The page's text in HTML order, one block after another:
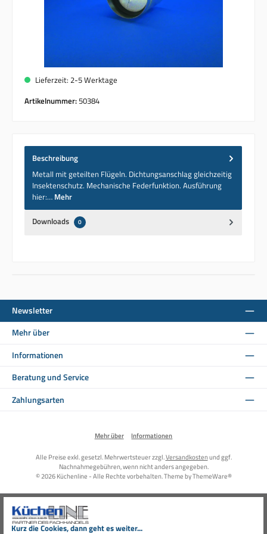
Kurz die Cookies, dann geht es weiter...
Lieferzeit: 2-5 Werktage
Artikelnummer:50384
Beschreibung
Metall mit geteilten Flügeln. Dichtungsanschlag gleichzeitig
Insektenschutz. Mechanische Federfunktion. Ausführung
hier:… Mehr
Downloads 0
Newsletter
Mehr über
Informationen
Beratung und Service
Zahlungsarten
Mehr über Informationen
Alle Preise exkl. gesetzl. Mehrwertsteuer zzgl.Versandkostenund ggf.
Nachnahmegebühren, wenn nicht anders angegeben.
© 2026 Küchenline - Alle Rechte vorbehalten. Theme byThemeWare®